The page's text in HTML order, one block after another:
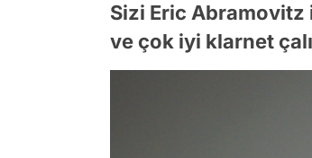
Sizi Eric Abramovitz
ve çok iyi klarnet